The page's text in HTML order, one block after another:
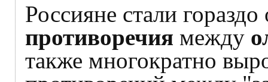
Россияне стали
противоречия между
также многократно